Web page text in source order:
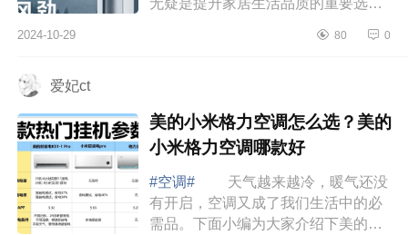
无疑是提升家居生活品质的重要选
风和舒适星哪个好？美的静优风优缺
2024-10-29 80 0
爱妃ct
美的小米格力空调怎么选？美的
小米格力空调哪款好
#空调#
天气越来越冷，暖气还没
有开启，空调又成了我们生活中的必
需品。下面小编为大家介绍下美的小